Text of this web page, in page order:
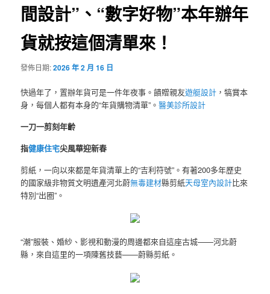
間設計”、“數字好物”本年辦年
貨就按這個清單來！
發佈日期:2026 年 2 月 16 日
快過年了，置辦年貨可是一件年夜事。饋贈親友遊艇設計 ，犒賞本
身，每個人都有本身的“年貨購物清單”。醫美診所設計
一刀一剪刻年齡
指健康住宅尖風華迎新春
剪紙，一向以來都是年貨清單上的“吉利符號”。有著200多年歷史
的國家級非物質文明遺產河北蔚無毒建材縣剪紙天母室內設計比來
特別“出圈”。
“潮”服裝、婚紗、影視和動漫的周邊都來自這座古城——河北蔚
縣，來自這里的一項陳舊技藝——蔚縣剪紙。